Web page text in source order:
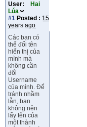
User:
Hai
Lúa
#1 Posted : 15
years ago
Các bạn có
thể đổi tên
hiển thị của
mình mà
không cần
đổi
Username
của mình. Để
tránh nhầm
lẫn, bạn
không nên
lấy tên của
một thành